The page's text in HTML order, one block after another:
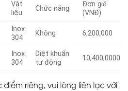
Vật
liệu
Chức năng
Đơn giá
(VNĐ)
Inox
304
Không 6,200,000
Inox
304
Diệt khuẩn
tự động
10,400,0000
riêng, vui lòng liên lạc với